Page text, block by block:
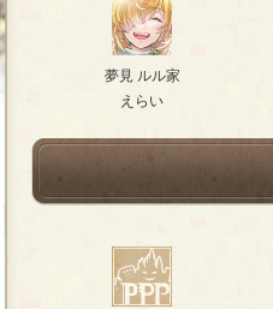
夢見 ルル家
えらい